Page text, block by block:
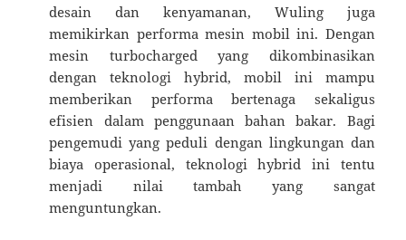
desain dan kenyamanan, Wuling juga
memikirkan performa mesin mobil ini. Dengan
mesin turbocharged yang dikombinasikan
dengan teknologi hybrid, mobil ini mampu
memberikan performa bertenaga sekaligus
efisien dalam penggunaan bahan bakar. Bagi
pengemudi yang peduli dengan lingkungan dan
biaya operasional, teknologi hybrid ini tentu
menjadi nilai tambah yang sangat
menguntungkan.